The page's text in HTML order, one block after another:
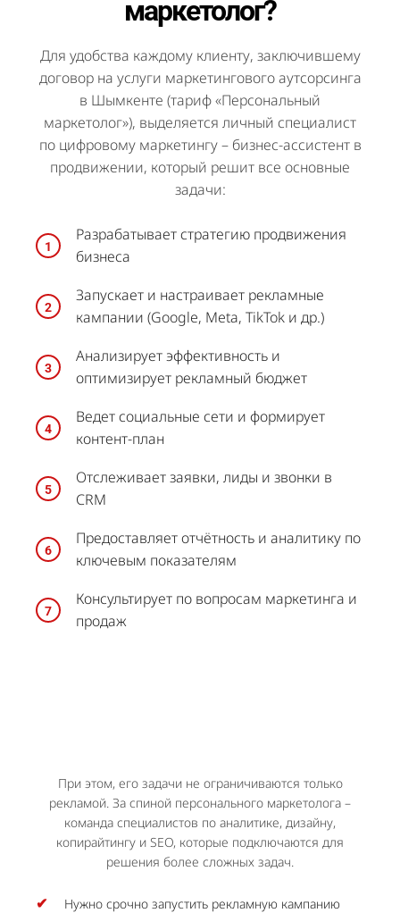
маркетолог?
Для удобства каждому клиенту, заключившему
договор на услуги маркетингового аутсорсинга
в Шымкенте (тариф «Персональный
маркетолог»), выделяется личный специалист
по цифровому маркетингу – бизнес-ассистент в
продвижении, который решит все основные
задачи:
Разрабатывает стратегию продвижения
бизнеса
Запускает и настраивает рекламные
кампании (Google, Meta, TikTok и др.)
Анализирует эффективность и
оптимизирует рекламный бюджет
Ведет социальные сети и формирует
контент-план
Отслеживает заявки, лиды и звонки в
CRM
Предоставляет отчётность и аналитику по
ключевым показателям
Консультирует по вопросам маркетинга и
продаж
При этом, его задачи не ограничиваются только
рекламой. За спиной персонального маркетолога –
команда специалистов по аналитике, дизайну,
копирайтингу и SEO, которые подключаются для
решения более сложных задач.
Нужно срочно запустить рекламную кампанию